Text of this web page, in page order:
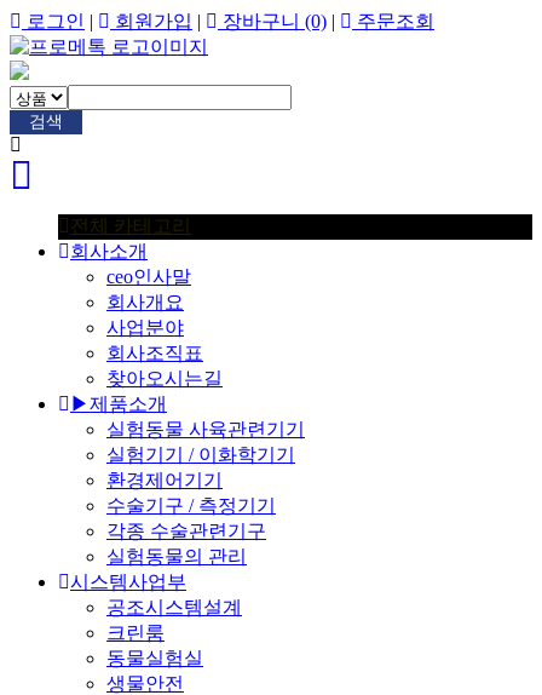
로그인 | 회원가입 | 장바구니 (0) | 주문조회
검색
전체 카테고리
회사소개
ceo인사말
회사개요
사업분야
회사조직표
찾아오시는길
▶제품소개
실험동물 사육관련기기
실험기기 / 이화학기기
환경제어기기
수술기구 / 측정기기
각종 수술관련기구
실험동물의 관리
시스템사업부
공조시스템설계
크린룸
동물실험실
생물안전